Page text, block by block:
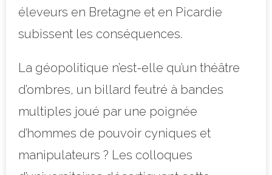
éleveurs en Bretagne et en Picardie
subissent les conséquences.
La géopolitique n’est-elle qu’un théâtre
d’ombres, un billard feutré à bandes
multiples joué par une poignée
d’hommes de pouvoir cyniques et
manipulateurs ? Les colloques